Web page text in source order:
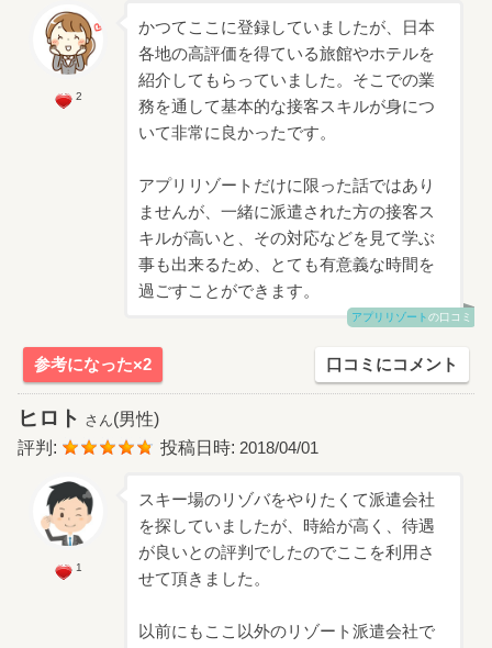
2
かつてここに登録していましたが、日本
各地の高評価を得ている旅館やホテルを
紹介してもらっていました。そこでの業
務を通して基本的な接客スキルが身につ
いて非常に良かったです。
アプリリゾートだけに限った話ではあり
ませんが、一緒に派遣された方の接客ス
キルが高いと、その対応などを見て学ぶ
事も出来るため、とても有意義な時間を
過ごすことができます。
アプリリゾートの口コミ
参考になった×2 口コミにコメント
ヒロト さん(男性)
評判:
投稿日時: 2018/04/01
1
スキー場のリゾバをやりたくて派遣会社
を探していましたが、時給が高く、待遇
が良いとの評判でしたのでここを利用さ
せて頂きました。
以前にもここ以外のリゾート派遣会社で